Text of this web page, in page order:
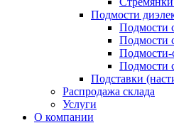
Подмости
Подмости
Подмости
Подмости-
Подмости
Подставки
Распродажа склада
Услуги
О компании